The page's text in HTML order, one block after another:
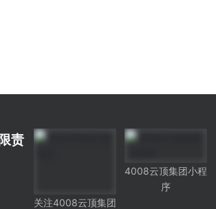
责
关注4008云顶集团
4008云顶集团小程
序